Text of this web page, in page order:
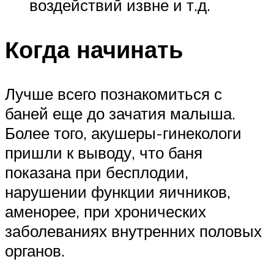
воздействий извне и т.д.
Когда начинать
Лучше всего познакомиться с
баней еще до зачатия малыша.
Более того, акушеры-гинекологи
пришли к выводу, что баня
показана при бесплодии,
нарушении функции яичников,
аменорее, при хронических
заболеваниях внутренних половых
органов.